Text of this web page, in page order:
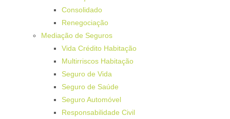
Consolidado
Renegociação
Mediação de Seguros
Vida Crédito Habitação
Multirriscos Habitação
Seguro de Vida
Seguro de Saúde
Seguro Automóvel
Responsabilidade Civil